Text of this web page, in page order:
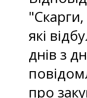
які
днів з
про